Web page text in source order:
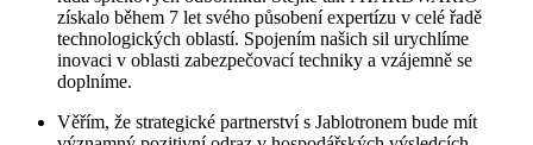
získalo během 7 let svého působení expertízu v celé řadě
technologických oblastí. Spojením našich sil urychlíme
inovaci v oblasti zabezpečovací techniky a vzájemně se
doplníme.
Věřím, že strategické partnerství s Jablotronem bude mít